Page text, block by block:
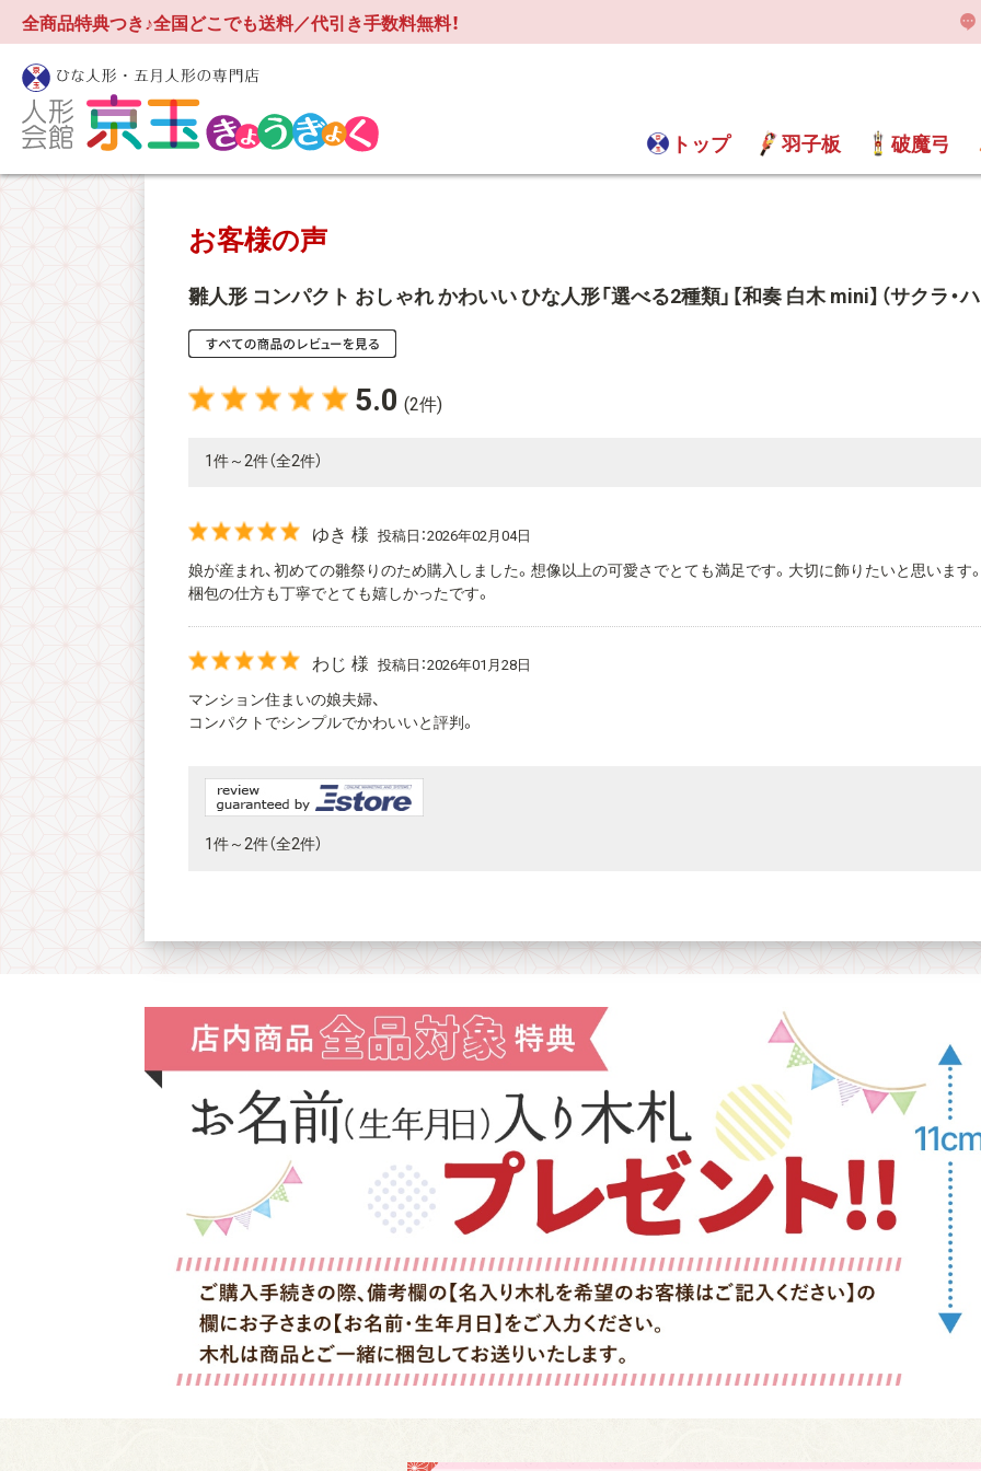
全商品特典つき♪全国どこでも送料／代引き手数料無料！
トップ 羽子板 破魔弓
お客様の声
雛人形 コンパクト おしゃれ かわいい ひな人形「選べる2種類」【和奏 白木 mini】（サクラ・
5.0 (2件)
1件～2件（全2件）
ゆき 様 投稿日：2026年02月04日
娘が産まれ、初めての雛祭りのため購入しました。想像以上の可愛さでとても満足です。大切に飾りたいと思います
梱包の仕方も丁寧でとても嬉しかったです。
わじ 様 投稿日：2026年01月28日
マンション住まいの娘夫婦、
コンパクトでシンプルでかわいいと評判。
1件～2件（全2件）